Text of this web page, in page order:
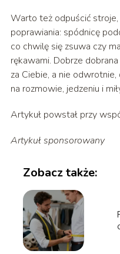
Warto też odpuścić
poprawiania: spódnicę
co chwilę się zsuwa czy
rękawami. Dobrze
za Ciebie, a nie
na rozmowie, jedzeniu i
Artykuł powstał przy
Artykuł sponsorowany
Zobacz także: